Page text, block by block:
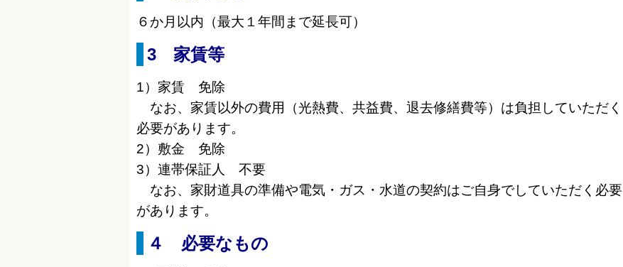
６か月以内（最大１年間まで延長可）
3 家賃等
1）家賃 免除
なお、家賃以外の費用（光熱費、共益費、退去修繕費等）は負担していただく
必要があります。
2）敷金 免除
3）連帯保証人 不要
なお、家財道具の準備や電気・ガス・水道の契約はご自身でしていただく必要
があります。
４ 必要なもの